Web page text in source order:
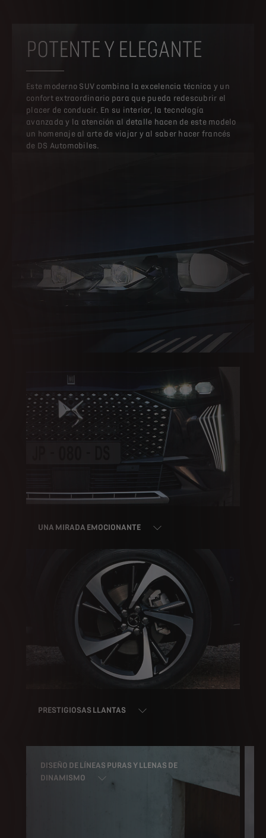
POTENTE Y ELEGANTE
Este moderno SUV combina la excelencia técnica y un
confort extraordinario para que pueda redescubrir el
placer de conducir. En su interior, la tecnología
avanzada y la atención al detalle hacen de este modelo
un homenaje al arte de viajar y al saber hacer francés
de DS Automobiles.
UNA MIRADA EMOCIONANTE
PRESTIGIOSAS LLANTAS
LUCES TRASERAS LED 3D CON EFECTO
ESCAMA